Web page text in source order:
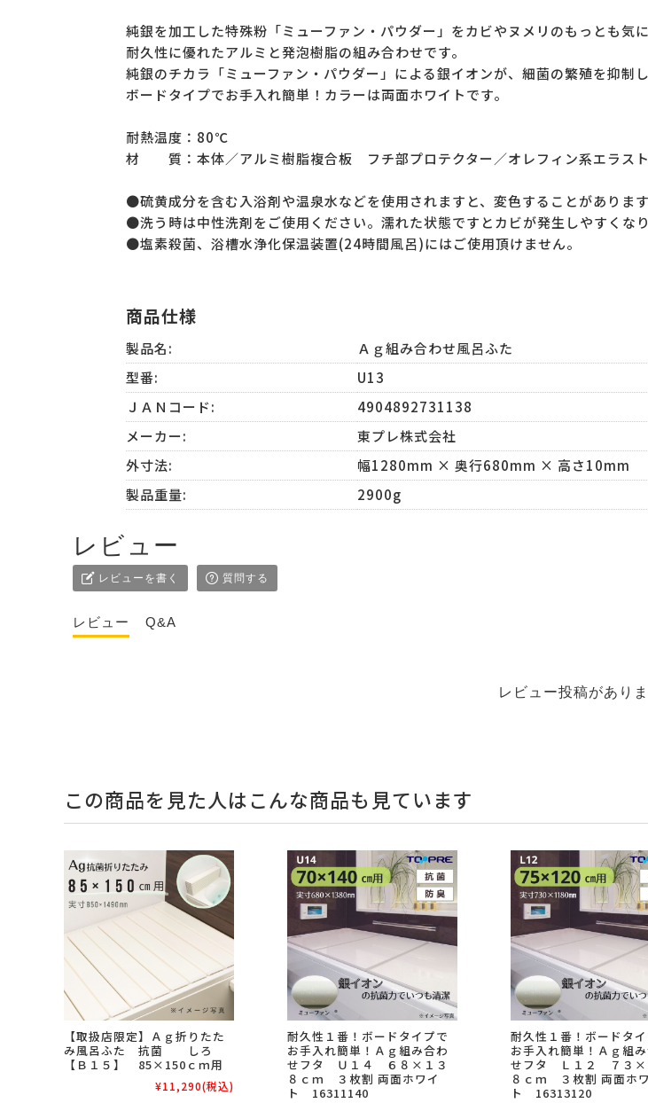
純銀を加工した特殊粉「ミューファン・パウダー」をカビやヌメリのもっとも気
耐久性に優れたアルミと発泡樹脂の組み合わせです。
純銀のチカラ「ミューファン・パウダー」による銀イオンが、細菌の繁殖を抑制
ボードタイプでお手入れ簡単！カラーは両面ホワイトです。
耐熱温度：80℃
材 質：本体／アルミ樹脂複合板 フチ部プロテクター／オレフィン系エラス
●硫黄成分を含む入浴剤や温泉水などを使用されますと、変色することがあります
●洗う時は中性洗剤をご使用ください。濡れた状態ですとカビが発生しやすくな
●塩素殺菌、浴槽水浄化保温装置(24時間風呂)にはご使用頂けません。
商品仕様
製品名:
Ａｇ組み合わせ風呂ふた
型番:
U13
ＪＡＮコード:
4904892731138
メーカー:
東プレ株式会社
外寸法:
幅1280mm × 奥行680mm × 高さ10mm
製品重量:
2900g
レビュー
レビューを書く 質問する
レビュー Q&A
レビュー投稿がありま
この商品を見た人はこんな商品も見ています
【取扱店限定】Ａｇ折りたた
み風呂ふた 抗菌 しろ
【Ｂ１５】 85×150ｃｍ用
¥11,290(税込)
耐久性１番！ボードタイプで
お手入れ簡単！Ａｇ組み合わ
せフタ Ｕ１４ ６８×１３
８ｃｍ ３枚割 両面ホワイ
ト 16311140
耐久性１番！ボードタ
お手入れ簡単！Ａｇ組
せフタ Ｌ１２ ７３×
８ｃｍ ３枚割 両面ホ
ト 16313120